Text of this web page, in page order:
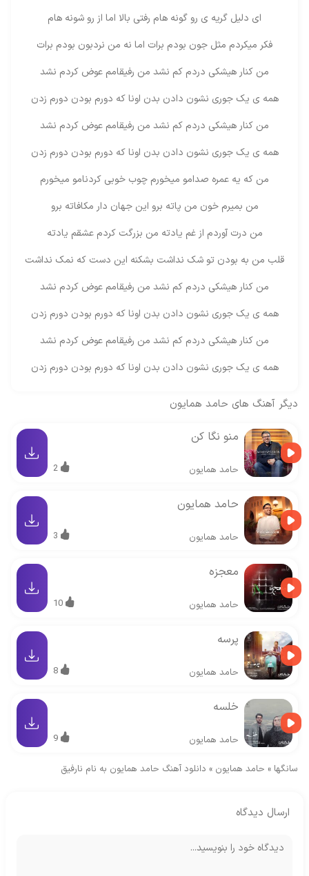
ای دلیل گریه ی رو گونه هام رفتی بالا اما از رو شونه هام
فکر میکردم مثل جون بودم برات اما نه من نردبون بودم برات
من کنار هیشکی دردم کم نشد من رفیقامم عوض کردم نشد
همه ی یک جوری نشون دادن بدن اونا که دورم بودن دورم زدن
من کنار هیشکی دردم کم نشد من رفیقامم عوض کردم نشد
همه ی یک جوری نشون دادن بدن اونا که دورم بودن دورم زدن
من که یه عمره صدامو میخورم چوب خوبی کردنامو میخورم
من بمیرم خون من پاته برو این جهان دار مکافاته برو
من درت آوردم از غم یادته من بزرگت کردم عشقم یادته
قلب من به بودن تو شک نداشت بشکنه این دست که نمک نداشت
من کنار هیشکی دردم کم نشد من رفیقامم عوض کردم نشد
همه ی یک جوری نشون دادن بدن اونا که دورم بودن دورم زدن
من کنار هیشکی دردم کم نشد من رفیقامم عوض کردم نشد
همه ی یک جوری نشون دادن بدن اونا که دورم بودن دورم زدن
دیگر آهنگ های حامد همایون
منو نگا کن
حامد همایون 2
حامد همایون
حامد همایون 3
معجزه
حامد همایون 10
پرسه
حامد همایون 8
خلسه
حامد همایون 9
سانگها » حامد همایون » دانلود آهنگ حامد همایون به نام نارفیق
ارسال دیدگاه